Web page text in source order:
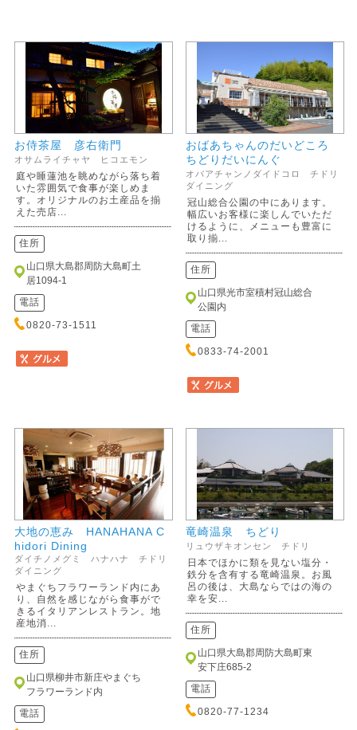
お侍茶屋 彦右衛門
オサムライチャヤ ヒコエモン
庭や睡蓮池を眺めながら落ち着
いた雰囲気で食事が楽しめま
す。オリジナルのお土産品を揃
えた売店...
住所
山口県大島郡周防大島町土
居1094-1
電話
0820-73-1511
おばあちゃんのだいどころ
ちどりだいにんぐ
オバアチャンノダイドコロ チドリ
ダイニング
冠山総合公園の中にあります。
幅広いお客様に楽しんでいただ
けるように、メニューも豊富に
取り揃...
住所
山口県光市室積村冠山総合
公園内
電話
0833-74-2001
大地の恵み HANAHANA C
hidori Dining
ダイチノメグミ ハナハナ チドリ
ダイニング
やまぐちフラワーランド内にあ
り、自然を感じながら食事がで
きるイタリアンレストラン。地
産地消...
住所
山口県柳井市新庄やまぐち
フラワーランド内
電話
竜崎温泉 ちどり
リュウザキオンセン チドリ
日本でほかに類を見ない塩分・
鉄分を含有する竜崎温泉。お風
呂の後は、大島ならではの海の
幸を安...
住所
山口県大島郡周防大島町東
安下庄685-2
電話
0820-77-1234